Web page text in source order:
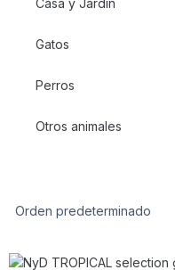
Casa y Jardín
Gatos
Perros
Otros animales